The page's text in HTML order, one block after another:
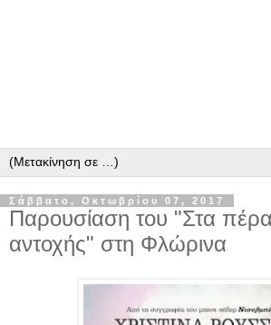
Σάββατο, Οκτωβρίου 07, 2017
Παρουσίαση του "Στα
αντοχής" στη Φλώρινα